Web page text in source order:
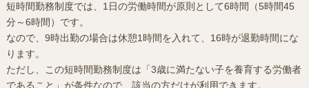
短時間勤務制度では、1日の労働時間が原則として6時間（5時間45
分～6時間）です。
なので、9時出勤の場合は休憩1時間を入れて、16時が退勤時間にな
ります。
ただし、この短時間勤務制度は「3歳に満たない子を養育する労働者
であること」が条件なので、該当の方だけが利用できます。